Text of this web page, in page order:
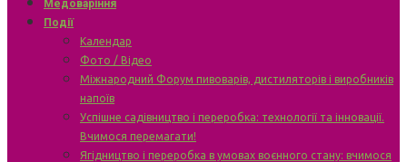
Медоваріння
Події
Календар
Фото / Відео
Міжнародний Форум пивоварів, дистиляторів і виробників
напоїв
Успішне садівництво і переробка: технології та інновації.
Вчимося перемагати!
Ягідництво і переробка в умовах воєнного стану: вчимося